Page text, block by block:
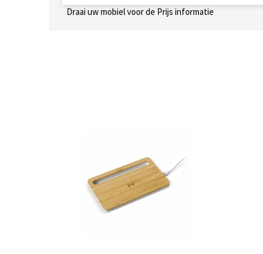
Draai uw mobiel voor de Prijs informatie